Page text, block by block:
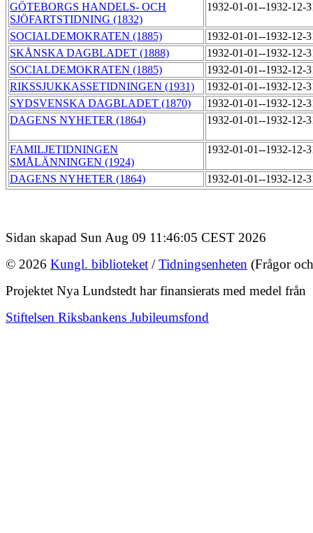
GÖTEBORGS HANDELS- OCH
SJÖFARTSTIDNING (1832)
1932-01-01--1932-12-
SOCIALDEMOKRATEN (1885)
1932-01-01--1932-12-
SKÅNSKA DAGBLADET (1888)
1932-01-01--1932-12-
SOCIALDEMOKRATEN (1885)
1932-01-01--1932-12-
RIKSSJUKKASSETIDNINGEN (1931)
1932-01-01--1932-12-
SYDSVENSKA DAGBLADET (1870)
1932-01-01--1932-12-
DAGENS NYHETER (1864)
1932-01-01--1932-12-
FAMILJETIDNINGEN
SMÅLÄNNINGEN (1924)
1932-01-01--1932-12-
DAGENS NYHETER (1864) 1932-01-01--1932-12-
Sidan skapad Sun Aug 09 11:46:05 CEST 2026
© 2026 Kungl. biblioteket /Tidningsenheten (Frågor
Projektet Nya Lundstedt har finansierats med medel från
Stiftelsen Riksbankens Jubileumsfond